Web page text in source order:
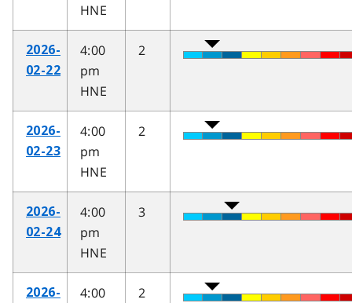
HNE
2026-
02-22
4:00
pm
HNE
2
2026-
02-23
4:00
pm
HNE
2
2026-
02-24
4:00
pm
HNE
3
2026-
4:00
2